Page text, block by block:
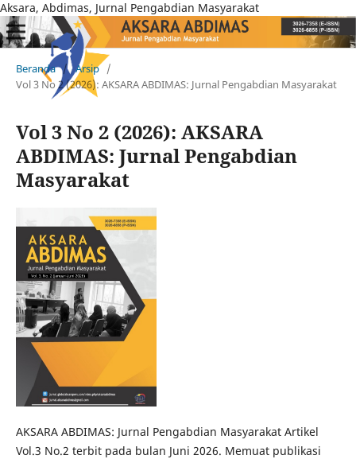
Aksara, Abdimas, Jurnal Pengabdian Masyarakat
Beranda / Arsip /
Vol 3 No 2 (2026): AKSARA ABDIMAS: Jurnal Pengabdian Masyarakat
Vol 3 No 2 (2026): AKSARA
ABDIMAS: Jurnal Pengabdian
Masyarakat
AKSARA ABDIMAS: Jurnal Pengabdian Masyarakat Artikel
Vol.3 No.2 terbit pada bulan Juni 2026. Memuat publikasi